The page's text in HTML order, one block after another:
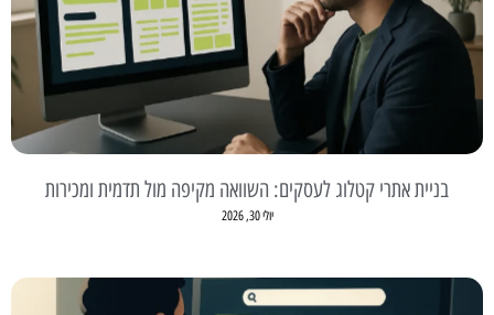
בניית אתרי קטלוג לעסקים: השוואה מקיפה מול תדמית ומכירות
יולי 30, 2026